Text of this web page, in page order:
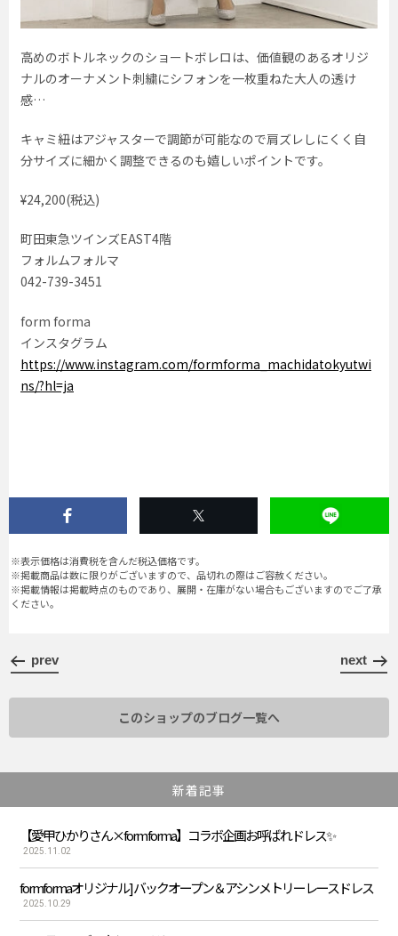
高めのボトルネックのショートボレロは、価値観のあるオリジ
ナルのオーナメント刺繍にシフォンを一枚重ねた大人の透け
感…
キャミ紐はアジャスターで調節が可能なので肩ズレしにくく自
分サイズに細かく調整できるのも嬉しいポイントです。
¥24,200(税込)
町田東急ツインズEAST4階
フォルムフォルマ
042-739-3451
form forma
インスタグラム
https://www.instagram.com/formforma_machidatokyutwi
ns/?hl=ja
※表示価格は消費税を含んだ税込価格です。
※掲載商品は数に限りがございますので、品切れの際はご容赦ください。
※掲載情報は掲載時点のものであり、展開・在庫がない場合もございますのでご了承
ください。
prev next
このショップのブログ一覧へ
新着記事
【愛甲ひかりさん×form forma】コラボ企画お呼ばれドレス✨
2025.11.02
formformaオリジナル] バックオープン＆アシンメトリーレースドレス
2025.10.29